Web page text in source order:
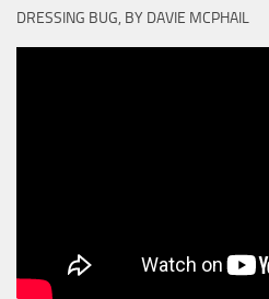
DRESSING BUG, BY DAVIE MCPHAIL